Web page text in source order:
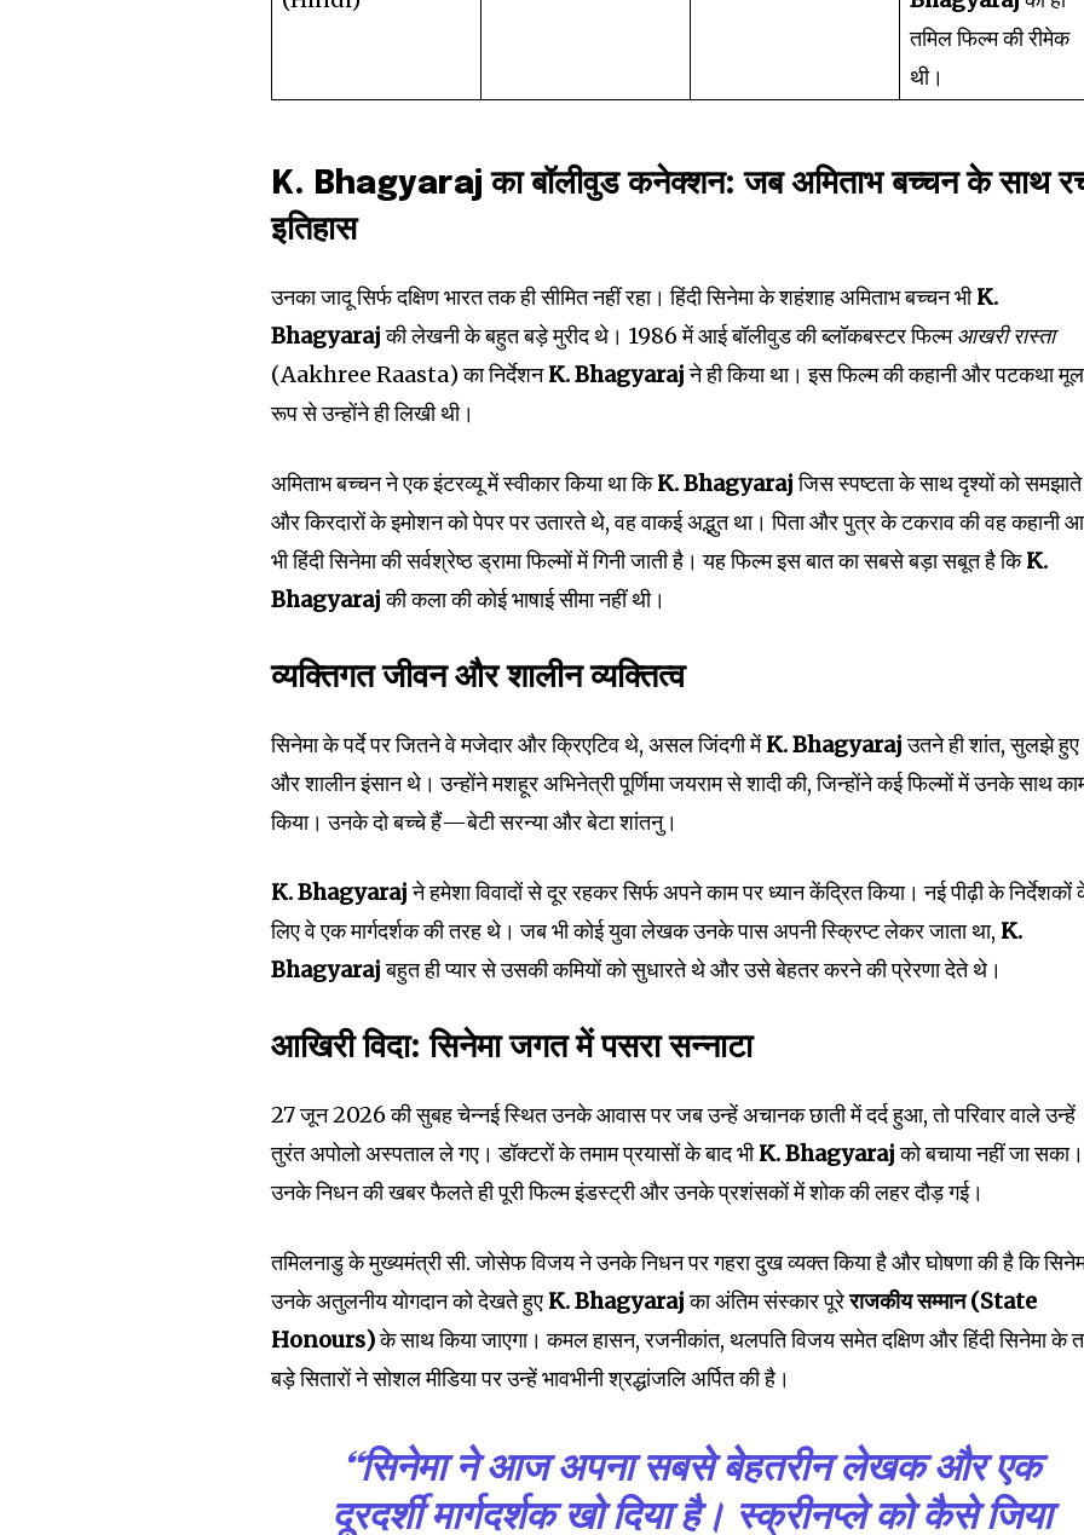
तमिल फिल्म की रीमेक
थी।
K. Bhagyaraj का बॉलीवुड कनेक्शन: जब अमिताभ बच्चन के साथ
इतिहास
उनका जादू सिर्फ दक्षिण भारत तक ही सीमित नहीं रहा। हिंदी सिनेमा के शहंशाह अमिताभ बच्चन भीK.
Bhagyarajकी लेखनी के बहुत बड़े मुरीद थे। 1986 में आई बॉलीवुड की ब्लॉकबस्टर फिल्मआखरी रास्ता
(Aakhree Raasta) का निर्देशनK. Bhagyarajने ही किया था। इस फिल्म की कहानी और पटकथा मूल
रूप से उन्होंने ही लिखी थी।
अमिताभ बच्चन ने एक इंटरव्यू में स्वीकार किया था किK. Bhagyarajजिस स्पष्टता के साथ दृश्यों को
और किरदारों के इमोशन को पेपर पर उतारते थे, वह वाकई अद्भुत था। पिता और पुत्र के टकराव की वह कहानी
भी हिंदी सिनेमा की सर्वश्रेष्ठ ड्रामा फिल्मों में गिनी जाती है। यह फिल्म इस बात का सबसे बड़ा सबूत है किK.
Bhagyarajकी कला की कोई भाषाई सीमा नहीं थी।
व्यक्तिगत जीवन और शालीन व्यक्तित्व
सिनेमा के पर्दे पर जितने वे मजेदार और क्रिएटिव थे, असल जिंदगी मेंK. Bhagyarajउतने ही शांत, सुलझे हुए
और शालीन इंसान थे। उन्होंने मशहूर अभिनेत्री पूर्णिमा जयराम से शादी की, जिन्होंने कई फिल्मों में उनके साथ
किया। उनके दो बच्चे हैं—बेटी सरन्या और बेटा शांतनु।
K. Bhagyarajने हमेशा विवादों से दूर रहकर सिर्फ अपने काम पर ध्यान केंद्रित किया। नई पीढ़ी के निर्देशकों
लिए वे एक मार्गदर्शक की तरह थे। जब भी कोई युवा लेखक उनके पास अपनी स्क्रिप्ट लेकर जाता था, K.
Bhagyarajबहुत ही प्यार से उसकी कमियों को सुधारते थे और उसे बेहतर करने की प्रेरणा देते थे।
आखिरी विदा: सिनेमा जगत में पसरा सन्नाटा
27 जून 2026 की सुबह चेन्नई स्थित उनके आवास पर जब उन्हें अचानक छाती में दर्द हुआ, तो परिवार वाले उन्हें
तुरंत अपोलो अस्पताल ले गए। डॉक्टरों के तमाम प्रयासों के बाद भीK. Bhagyarajको बचाया नहीं जा सका।
उनके निधन की खबर फैलते ही पूरी फिल्म इंडस्ट्री और उनके प्रशंसकों में शोक की लहर दौड़ गई।
तमिलनाडु के मुख्यमंत्री सी. जोसेफ विजय ने उनके निधन पर गहरा दुख व्यक्त किया है और घोषणा की है कि
उनके अतुलनीय योगदान को देखते हुए K. Bhagyarajका अंतिम संस्कार पूरेराजकीय सम्मान (State
Honours)के साथ किया जाएगा। कमल हासन, रजनीकांत, थलपति विजय समेत दक्षिण और हिंदी सिनेमा के
बड़े सितारों ने सोशल मीडिया पर उन्हें भावभीनी श्रद्धांजलि अर्पित की है।
“सिनेमा ने आज अपना सबसे बेहतरीन लेखक और एक
दूरदर्शी मार्गदर्शक खो दिया है। स्क्रीनप्ले को कैसे जिया